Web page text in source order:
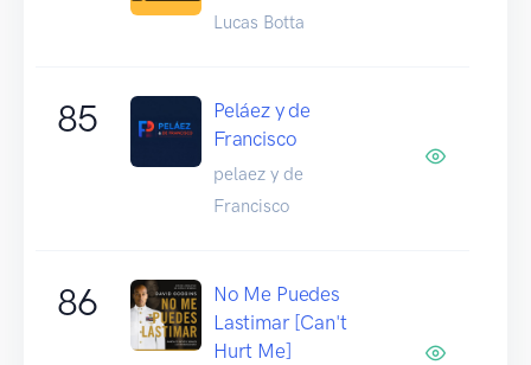
Lucas Botta
85
Peláez y de
Francisco
pelaez y de
Francisco
86
No Me Puedes
Lastimar [Can't
Hurt Me]